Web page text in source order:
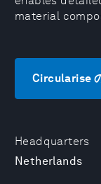
Headquarters
Netherlands
material
Circularise